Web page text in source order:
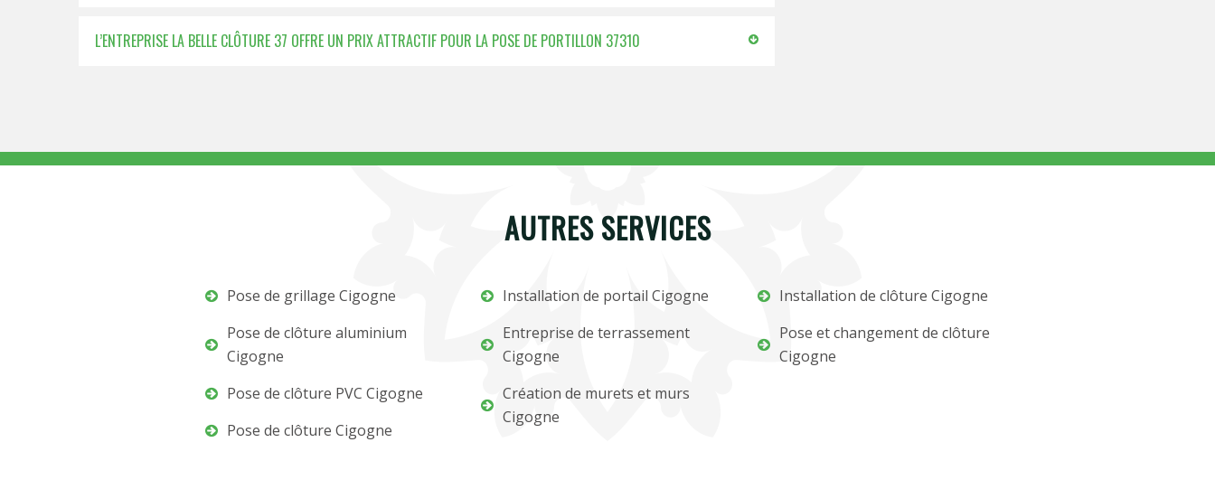
L’ENTREPRISE LA BELLE CLÔTURE 37 OFFRE UN PRIX ATTRACTIF POUR LA POSE DE PORTILLON 37310
AUTRES SERVICES
Pose de grillage Cigogne
Pose de clôture aluminium
Cigogne
Pose de clôture PVC Cigogne
Pose de clôture Cigogne
Installation de portail Cigogne
Entreprise de terrassement
Cigogne
Création de murets et murs
Cigogne
Installation de clôture Cigogne
Pose et changement de clôture
Cigogne